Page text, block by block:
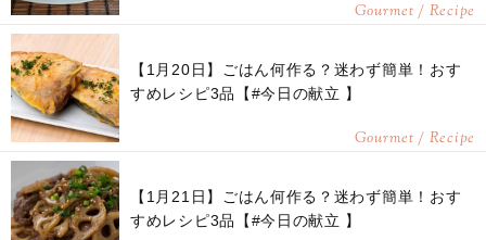
Gourmet / Recipe
【1月20日】ごはん何作る？迷わず簡単！おす
すめレシピ3品【#今日の献立 】
Gourmet / Recipe
【1月21日】ごはん何作る？迷わず簡単！おす
すめレシピ3品【#今日の献立 】